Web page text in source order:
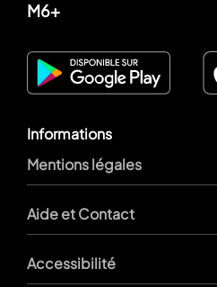
M6+
Informations
Mentions légales
Aide et Contact
Accessibilité